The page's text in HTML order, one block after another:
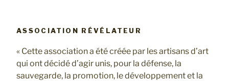
ASSOCIATION RÉVÉLATEUR
« Cette association a été créée par les artisans d’art
qui ont décidé d’agir unis, pour la défense, la
sauvegarde, la promotion, le développement et la